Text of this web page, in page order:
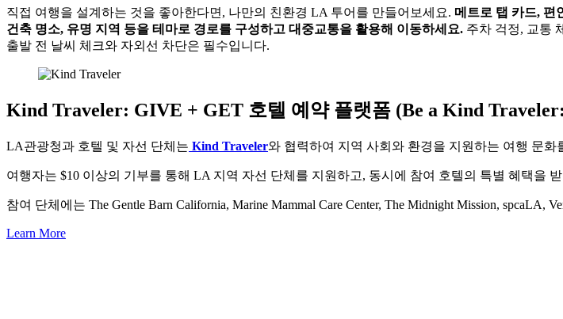
직접 여행을 설계하는 것을 좋아한다면, 나만의 친환경 LA 투어를 만들어보세요. 메트로 탭 카드, 편
건축 명소, 유명 지역 등을 테마로 경로를 구성하고 대중교통을 활용해 이동하세요. 주차 걱정, 교통
출발 전 날씨 체크와 자외선 차단은 필수입니다.
Kind Traveler: GIVE + GET 호텔 예약 플랫폼 (Be a Kind
LA관광청과 호텔 및 자선 단체는 Kind Traveler와 협력하여 지역 사회와 환경을 지원하는 여행 문화
여행자는 $10 이상의 기부를 통해 LA 지역 자선 단체를 지원하고, 동시에 참여 호텔의 특별 혜택을
참여 단체에는 The Gentle Barn California, Marine Mammal Care Center, The Midnight Mission, spcaLA,
Learn More